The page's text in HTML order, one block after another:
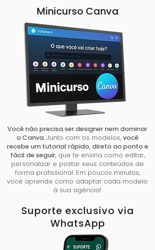
Minicurso Canva
Você não precisa ser designer nem dominar
o Canva. Junto com os modelos, você
recebe um tutorial rápido, direto ao ponto e
fácil de seguir, que te ensina como editar,
personalizar e postar seus conteúdos de
forma profissional. Em poucos minutos,
você aprende como adaptar cada modelo
à sua agência!
Suporte exclusivo via
WhatsApp